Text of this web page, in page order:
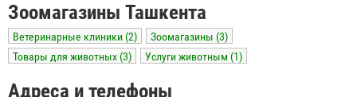
Зоомагазины Ташкента
Ветеринарные клиники (2)
Зоомагазины (3)
Товары для животных (3)
Услуги животным (1)
Адреса и телефоны